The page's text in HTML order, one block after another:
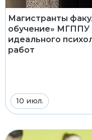
Магистранты
обучение» МГППУ
идеального
работ
10 июл.